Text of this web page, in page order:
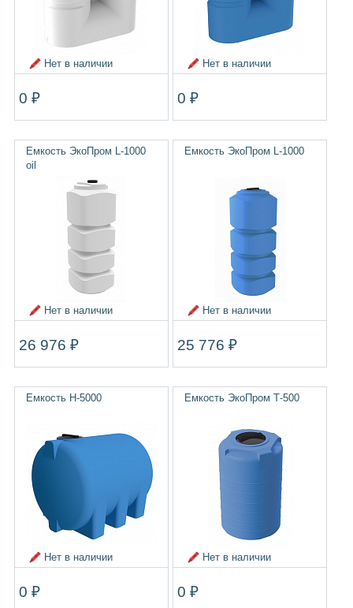
Нет в наличии
0 ₽
Нет в наличии
0 ₽
Емкость ЭкоПром L-1000
oil
Нет в наличии
26 976 ₽
Емкость ЭкоПром L-1000
Нет в наличии
25 776 ₽
Емкость H-5000
Нет в наличии
0 ₽
Емкость ЭкоПром Т-500
Нет в наличии
0 ₽